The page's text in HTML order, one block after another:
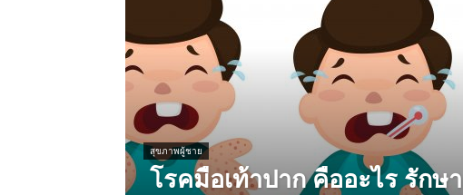
สุขภาพผู้ชาย
โรคมือเท้าปาก คืออะไร รักษา